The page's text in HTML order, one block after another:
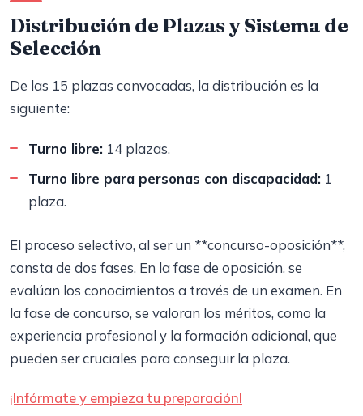
Distribución de Plazas y Sistema de
Selección
De las 15 plazas convocadas, la distribución es la
siguiente:
Turno libre: 14 plazas.
Turno libre para personas con discapacidad: 1
plaza.
El proceso selectivo, al ser un **concurso-oposición**,
consta de dos fases. En la fase de oposición, se
evalúan los conocimientos a través de un examen. En
la fase de concurso, se valoran los méritos, como la
experiencia profesional y la formación adicional, que
pueden ser cruciales para conseguir la plaza.
¡Infórmate y empieza tu preparación!